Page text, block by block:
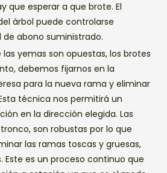
que esperar a que brote. El
árbol puede controlarse
abono suministrado.
las yemas son opuestas, los brotes
debemos fijarnos en la
para la nueva rama y eliminar
técnica nos permitirá un
en la dirección elegida. Las
son robustas por lo que
las ramas toscas y gruesas,
Este es un proceso continuo que